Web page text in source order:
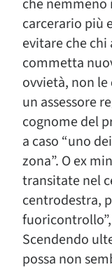
che
carcerario più
evitare che
commetta
ovvietà, non le
un assessore
cognome del
a caso “uno
zona”. O ex
transitate nel
centrodestra,
Scendendo
possa non